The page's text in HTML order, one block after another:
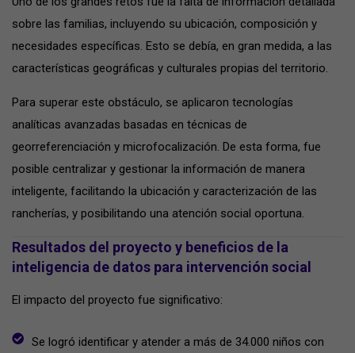
sobre las familias, incluyendo su ubicación, composición y
necesidades específicas. Esto se debía, en gran medida, a las
características geográficas y culturales propias del territorio.
Para superar este obstáculo, se aplicaron tecnologías
analíticas avanzadas basadas en técnicas de
georreferenciación y microfocalización. De esta forma, fue
posible centralizar y gestionar la información de manera
inteligente, facilitando la ubicación y caracterización de las
rancherías, y posibilitando una atención social oportuna.
Resultados del proyecto y beneficios de la
inteligencia de datos para intervención social
El impacto del proyecto fue significativo:
Se logró identificar y atender a más de 34.000 niños con